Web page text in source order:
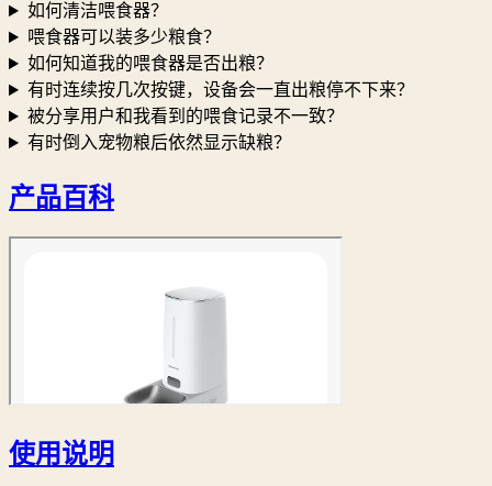
如何清洁喂食器？
喂食器可以装多少粮食？
如何知道我的喂食器是否出粮？
有时连续按几次按键，设备会一直出粮停不下来？
被分享用户和我看到的喂食记录不一致？
有时倒入宠物粮后依然显示缺粮？
产品百科
使用说明